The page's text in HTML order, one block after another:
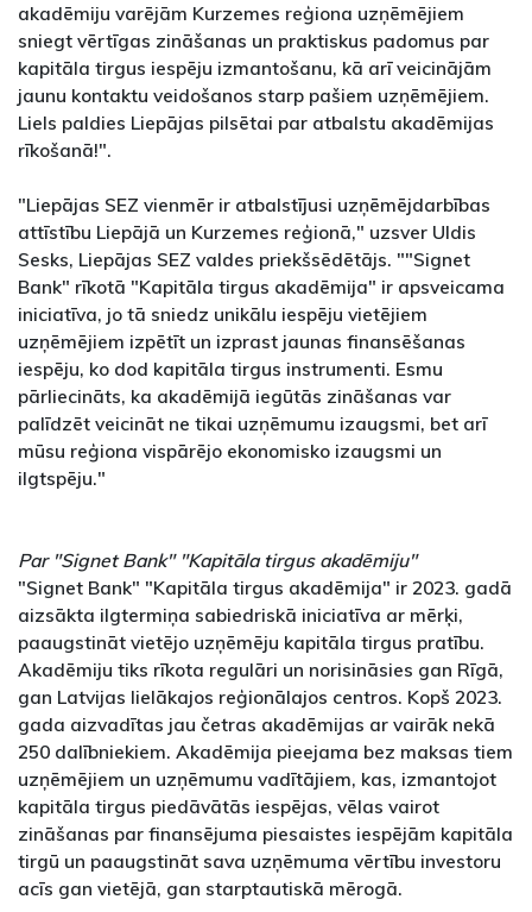
akadēmiju varējām Kurzemes reģiona uzņēmējiem
sniegt vērtīgas zināšanas un praktiskus padomus par
kapitāla tirgus iespēju izmantošanu, kā arī veicinājām
jaunu kontaktu veidošanos starp pašiem uzņēmējiem.
Liels paldies Liepājas pilsētai par atbalstu akadēmijas
rīkošanā!".
"Liepājas SEZ vienmēr ir atbalstījusi uzņēmējdarbības
attīstību Liepājā un Kurzemes reģionā," uzsver Uldis
Sesks, Liepājas SEZ valdes priekšsēdētājs. ""Signet
Bank" rīkotā "Kapitāla tirgus akadēmija" ir apsveicama
iniciatīva, jo tā sniedz unikālu iespēju vietējiem
uzņēmējiem izpētīt un izprast jaunas finansēšanas
iespēju, ko dod kapitāla tirgus instrumenti. Esmu
pārliecināts, ka akadēmijā iegūtās zināšanas var
palīdzēt veicināt ne tikai uzņēmumu izaugsmi, bet arī
mūsu reģiona vispārējo ekonomisko izaugsmi un
ilgtspēju."
Par "Signet Bank" "Kapitāla tirgus akadēmiju"
"Signet Bank" "Kapitāla tirgus akadēmija" ir 2023. gadā
aizsākta ilgtermiņa sabiedriskā iniciatīva ar mērķi,
paaugstināt vietējo uzņēmēju kapitāla tirgus pratību.
Akadēmiju tiks rīkota regulāri un norisināsies gan Rīgā,
gan Latvijas lielākajos reģionālajos centros. Kopš 2023.
gada aizvadītas jau četras akadēmijas ar vairāk nekā
250 dalībniekiem. Akadēmija pieejama bez maksas tiem
uzņēmējiem un uzņēmumu vadītājiem, kas, izmantojot
kapitāla tirgus piedāvātās iespējas, vēlas vairot
zināšanas par finansējuma piesaistes iespējām kapitāla
tirgū un paaugstināt sava uzņēmuma vērtību investoru
acīs gan vietējā, gan starptautiskā mērogā.